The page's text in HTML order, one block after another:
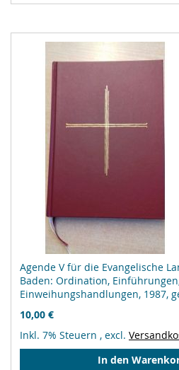
hinzufügen
Agende V für die Evangelische
Baden: Ordination,
Einweihungshandlungen, 1987,
10,00 €
Inkl. 7% Steuern , excl.
In den